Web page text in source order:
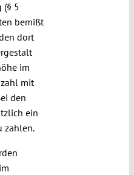
(§ 5
bemißt
dort
im
mit
den
ein
zahlen.